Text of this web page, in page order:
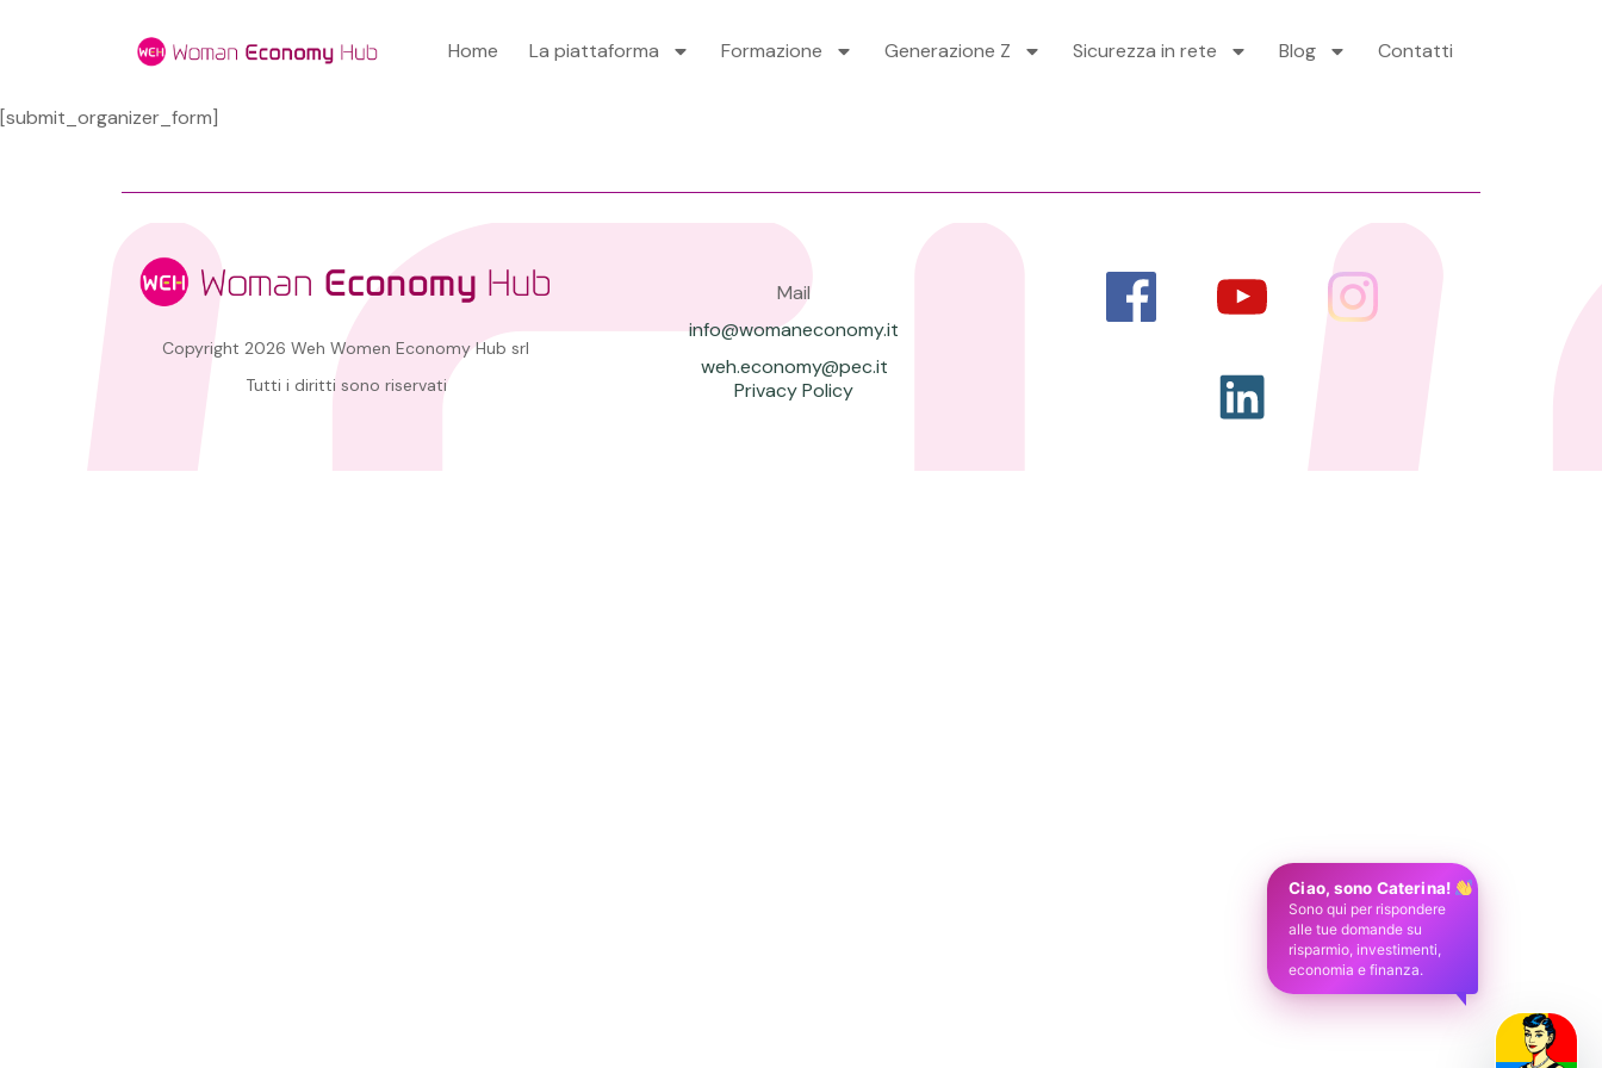
Home La piattaforma Formazione Generazione Z Sicurezza in rete Blog Contatti
[submit_organizer_form]
Copyright 2026 Weh Women Economy Hub srl
Tutti i diritti sono riservati
Mail
info@womaneconomy.it
weh.economy@pec.it
Privacy Policy
Ciao, sono Caterina!
Sono qui per rispondere
alle tue domande su
risparmio, investimenti,
economia e finanza.